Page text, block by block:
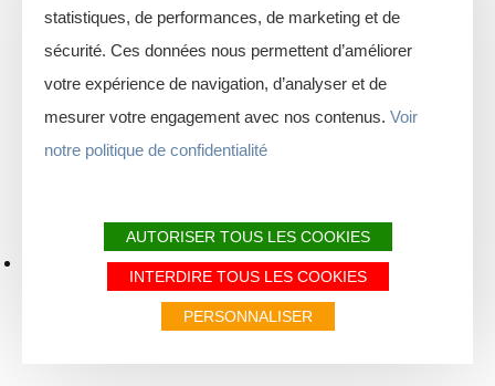
statistiques, de performances, de marketing et de
sécurité. Ces données nous permettent d’améliorer
votre expérience de navigation, d’analyser et de
mesurer votre engagement avec nos contenus. Voir
notre politique de confidentialité
AUTORISER TOUS LES COOKIES
INTERDIRE TOUS LES COOKIES
PERSONNALISER